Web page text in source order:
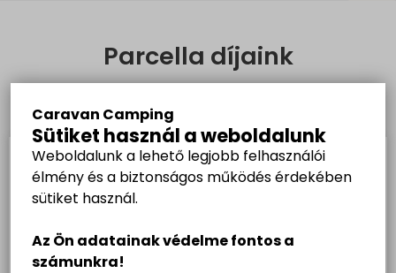
Caravan Camping
Sütiket használ a weboldalunk
Weboldalunk a lehető legjobb felhasználói
élmény és a biztonságos működés érdekében
sütiket használ.
Az Ön adatainak védelme fontos a
számunkra!
Parcella díjaink
FŐSZEZON
napi díjak